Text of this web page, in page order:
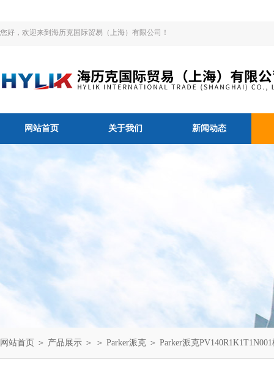
您好，欢迎来到海历克国际贸易（上海）有限公司！
网站首页 关于我们 新闻动态
网站首页 ＞ 产品展示 ＞ ＞ Parker派克 ＞ Parker派克